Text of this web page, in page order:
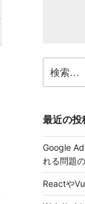
索:
最近の投
Google
れる問題
Reactや